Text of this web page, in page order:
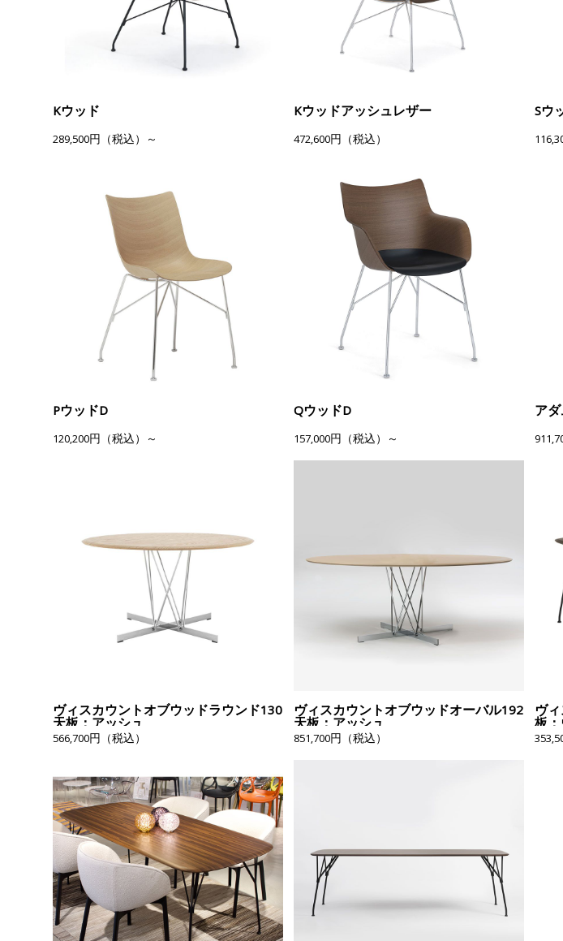
Kウッド
289,500円（税込）～
Kウッドアッシュレザー
472,600円（税込）
Sウ
PウッドD
120,200円（税込）～
QウッドD
157,000円（税込）～
ア
ヴィスカウントオブウッドラウンド130
天板：アッシュ
566,700円（税込）
ヴィスカウントオブウッドオーバル192
天板：アッシュ
851,700円（税込）
ヴ
板